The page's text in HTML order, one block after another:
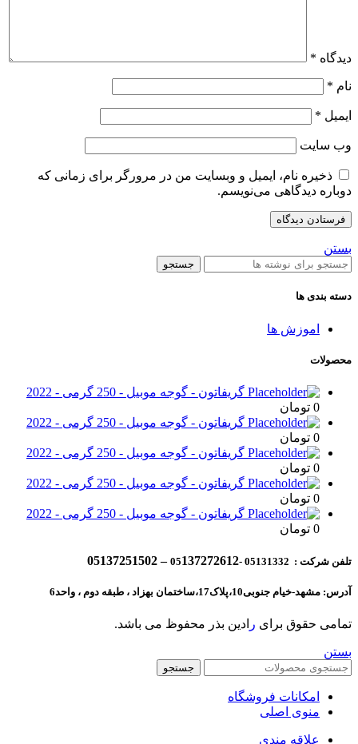
دیدگاه *
نام *
ایمیل *
وب‌ سایت
ذخیره نام، ایمیل و وبسایت من در مرورگر برای زمانی که
دوباره دیدگاهی می‌نویسم.
بستن
جستجو
دسته بندی ها
اموزش ها
محصولات
گریفاتون - گوجه موبیل - 250 گرمی - 2022
0 تومان
گریفاتون - گوجه موبیل - 250 گرمی - 2022
0 تومان
گریفاتون - گوجه موبیل - 250 گرمی - 2022
0 تومان
گریفاتون - گوجه موبیل - 250 گرمی - 2022
0 تومان
گریفاتون - گوجه موبیل - 250 گرمی - 2022
0 تومان
تلفن شرکت : 05131332 -05 137272612 – 05137251502
آدرس: مشهد-خیام جنوبی10،پلاک17،ساختمان بهزاد ، طبقه دوم ، واحد6
تمامی حقوق برای ر ادین بذر محفوظ می باشد.
بستن
جستجو
امکانات فروشگاه
منوی اصلی
علاقه مندی